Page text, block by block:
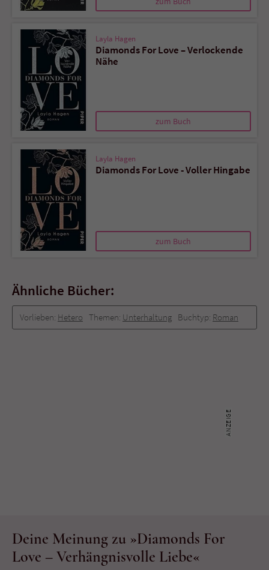
Layla Hagen
Diamonds For Love – Verlockende
Nähe
zum Buch
Layla Hagen
Diamonds For Love - Voller Hingabe
zum Buch
Ähnliche Bücher:
Vorlieben: Hetero Themen: Unterhaltung Buchtyp: Roman
Deine Meinung zu »Diamonds For
Love – Verhängnisvolle Liebe«